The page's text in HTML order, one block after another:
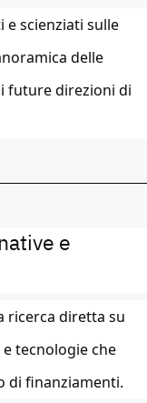
e scienziati sulle
delle
future direzioni di
e
ricerca diretta su
tecnologie che
di finanziamenti.